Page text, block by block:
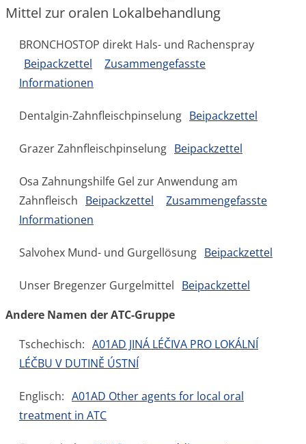
Mittel zur oralen Lokalbehandlung
BRONCHOSTOP direkt Hals- und Rachenspray
Beipackzettel
Zusammengefasste
Informationen
Dentalgin-Zahnfleischpinselung Beipackzettel
Grazer Zahnfleischpinselung Beipackzettel
Osa Zahnungshilfe Gel zur Anwendung am
Zahnfleisch Beipackzettel
Zusammengefasste
Informationen
Salvohex Mund- und Gurgellösung Beipackzettel
Unser Bregenzer Gurgelmittel Beipackzettel
Andere Namen der ATC-Gruppe
Tschechisch: A01AD JINÁ LÉČIVA PRO LOKÁLNÍ
LÉČBU V DUTINĚ ÚSTNÍ
Englisch: A01AD Other agents for local oral
treatment in ATC